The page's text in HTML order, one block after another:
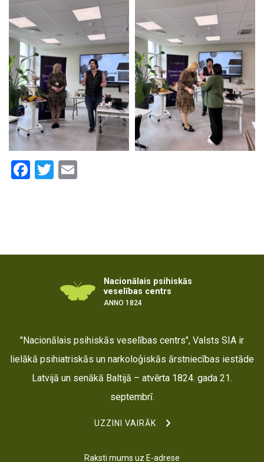
Facebook
Twitter
Nacionālais psihiskās
veselības centrs
ANNO 1824
"Nacionālais psihiskās veselības centrs", Valsts SIA ir
lielākā psihiatriskās un narkoloģiskās ārstniecības iestāde
Latvijā un senākā Baltijā – atvērta 1824. gada 21.
septembrī.
UZZINI VAIRĀK
Raksti mums uz E-adrese